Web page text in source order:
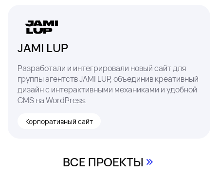
JAMI LUP
Разработали и интегрировали новый сайт для
группы агентств JAMI LUP, объединив креативный
дизайн с интерактивными механиками и удобной
CMS на WordPress.
Корпоративный сайт
ВСЕ ПРОЕКТЫ